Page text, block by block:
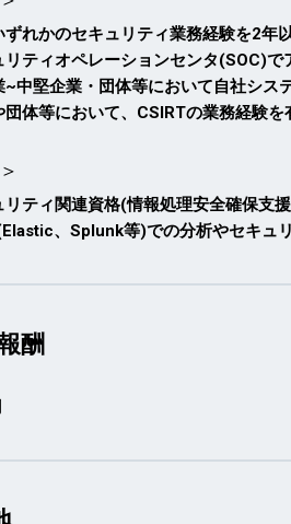
ずれかのセキュリティ業務経験を2年
リティオペレーションセンタ(SOC)
~中堅企業・団体等において自社シ
団体等において、CSIRTの業務経験を
リティ関連資格(情報処理安全確保支
、Splunk等)での分析やセキ
酬